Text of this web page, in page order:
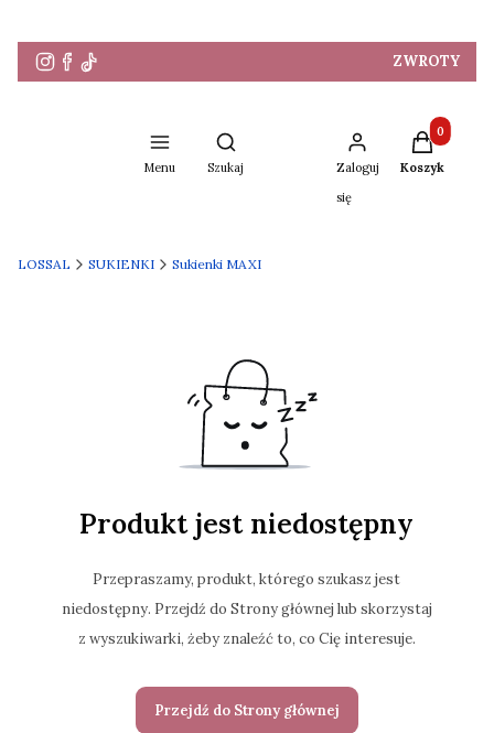
ZWROTY
Menu
Otwórz wyszukiwarkę
Szukaj
Zaloguj
się
Produkty
Koszyk
LOSSAL SUKIENKI Sukienki MAXI
Produkt jest niedostępny
Przepraszamy, produkt, którego szukasz jest
niedostępny. Przejdź do Strony głównej lub skorzystaj
z wyszukiwarki, żeby znaleźć to, co Cię interesuje.
Przejdź do Strony głównej